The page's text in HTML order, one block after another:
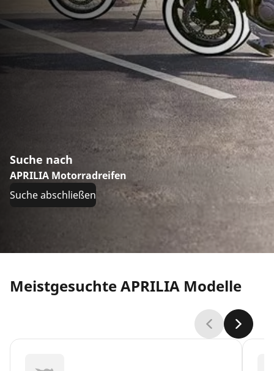
Suche nach
APRILIA Motorradreifen
Suche abschließen
Meistgesuchte APRILIA Modelle